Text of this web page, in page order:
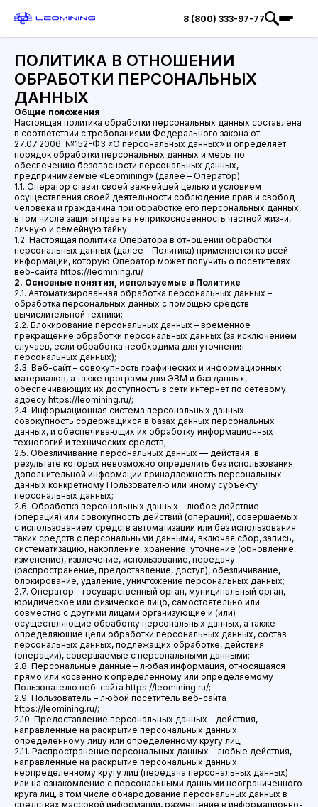
8 (800) 333-97-77
ПОЛИТИКА В ОТНОШЕНИИ
ОБРАБОТКИ ПЕРСОНАЛЬНЫХ
ДАННЫХ
Общие положения
Настоящая политика обработки персональных данных составлена
в соответствии с требованиями Федерального закона от
27.07.2006. №152-ФЗ «О персональных данных» и определяет
порядок обработки персональных данных и меры по
обеспечению безопасности персональных данных,
предпринимаемые «Leomining» (далее – Оператор).
1.1. Оператор ставит своей важнейшей целью и условием
осуществления своей деятельности соблюдение прав и свобод
человека и гражданина при обработке его персональных данных,
в том числе защиты прав на неприкосновенность частной жизни,
личную и семейную тайну.
1.2. Настоящая политика Оператора в отношении обработки
персональных данных (далее – Политика) применяется ко всей
информации, которую Оператор может получить о посетителях
веб-сайта https://leomining.ru/
2. Основные понятия, используемые в Политике
2.1. Автоматизированная обработка персональных данных –
обработка персональных данных с помощью средств
вычислительной техники;
2.2. Блокирование персональных данных – временное
прекращение обработки персональных данных (за исключением
случаев, если обработка необходима для уточнения
персональных данных);
2.3. Веб-сайт – совокупность графических и информационных
материалов, а также программ для ЭВМ и баз данных,
обеспечивающих их доступность в сети интернет по сетевому
адресу https://leomining.ru/;
2.4. Информационная система персональных данных —
совокупность содержащихся в базах данных персональных
данных, и обеспечивающих их обработку информационных
технологий и технических средств;
2.5. Обезличивание персональных данных — действия, в
результате которых невозможно определить без использования
дополнительной информации принадлежность персональных
данных конкретному Пользователю или иному субъекту
персональных данных;
2.6. Обработка персональных данных – любое действие
(операция) или совокупность действий (операций), совершаемых
с использованием средств автоматизации или без использования
таких средств с персональными данными, включая сбор, запись,
систематизацию, накопление, хранение, уточнение (обновление,
изменение), извлечение, использование, передачу
(распространение, предоставление, доступ), обезличивание,
блокирование, удаление, уничтожение персональных данных;
2.7. Оператор – государственный орган, муниципальный орган,
юридическое или физическое лицо, самостоятельно или
совместно с другими лицами организующие и (или)
осуществляющие обработку персональных данных, а также
определяющие цели обработки персональных данных, состав
персональных данных, подлежащих обработке, действия
(операции), совершаемые с персональными данными;
2.8. Персональные данные – любая информация, относящаяся
прямо или косвенно к определенному или определяемому
Пользователю веб-сайта https://leomining.ru/;
2.9. Пользователь – любой посетитель веб-сайта
https://leomining.ru/;
2.10. Предоставление персональных данных – действия,
направленные на раскрытие персональных данных
определенному лицу или определенному кругу лиц;
2.11. Распространение персональных данных – любые действия,
направленные на раскрытие персональных данных
неопределенному кругу лиц (передача персональных данных)
или на ознакомление с персональными данными неограниченного
круга лиц, в том числе обнародование персональных данных в
средствах массовой информации, размещение в информационно-